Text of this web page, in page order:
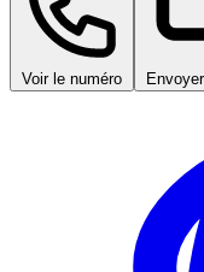
Voir le numéro